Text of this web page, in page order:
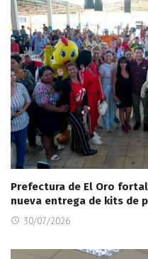
Prefectura de El Oro
nueva entrega de kits de
30/07/2026